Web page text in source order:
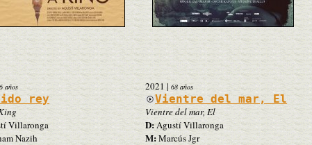
años
rey
Villaronga
Nazih
2021 | 68 años
Vientre del mar, El
Vientre del mar, El
D:Agustí Villaronga
M:Marcús Jgr